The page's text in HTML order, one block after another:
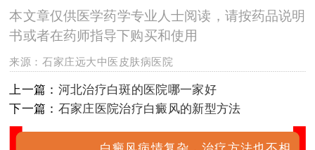
本文章仅供医学药学专业人士阅读，请按药品说明
书或者在药师指导下购买和使用
来源：石家庄远大中医皮肤病医院
上一篇： 河北治疗白斑的医院哪一家好
下一篇： 石家庄医院治疗白癜风的新型方法